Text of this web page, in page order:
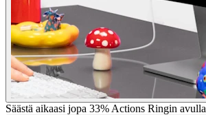
Säästä aikaasi jopa 33% Actions Ringin avulla